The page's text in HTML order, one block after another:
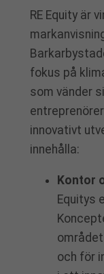
RE Equity är
fokus på
som vänder
innovativt
innehålla:
Kontor
Equitys
och för